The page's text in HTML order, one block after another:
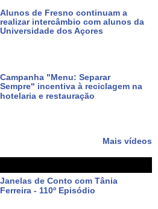
Alunos de Fresno continuam a
realizar intercâmbio com alunos da
Universidade dos Açores
Campanha "Menu: Separar
Sempre" incentiva à reciclagem na
hotelaria e restauração
Mais vídeos
Janelas de Conto com Tânia
Ferreira - 110º Episódio